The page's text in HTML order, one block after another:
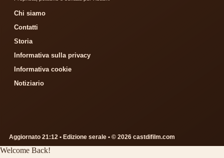
Chi siamo
Contatti
Storia
Informativa sulla privacy
Informativa cookie
Notiziario
Aggiornato 21:12 • Edizione serale • © 2026 castdifilm.com
Welcome Back!